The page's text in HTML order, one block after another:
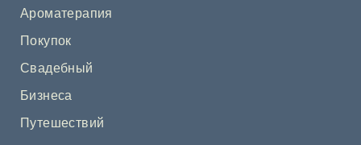
Ароматерапия
Покупок
Свадебный
Бизнеса
Путешествий